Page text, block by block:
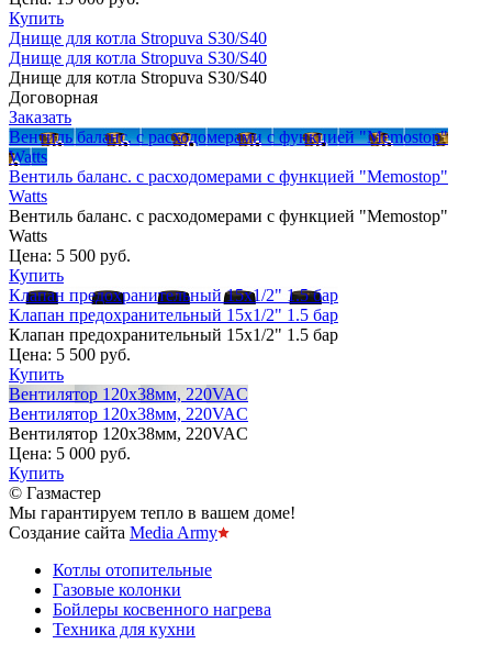
Купить
Днище для котла Stropuva S30/S40
Днище для котла Stropuva S30/S40
Днище для котла Stropuva S30/S40
Договорная
Заказать
Вентиль баланс. с расходомерами c функцией "Memostop"
Watts
Вентиль баланс. с расходомерами c функцией "Memostop"
Watts
Вентиль баланс. с расходомерами c функцией "Memostop"
Watts
Цена: 5 500 руб.
Купить
Клапан предохранительный 15х1/2" 1.5 бар
Клапан предохранительный 15х1/2" 1.5 бар
Клапан предохранительный 15х1/2" 1.5 бар
Цена: 5 500 руб.
Купить
Вентилятор 120х38мм, 220VAC
Вентилятор 120х38мм, 220VAC
Вентилятор 120х38мм, 220VAC
Цена: 5 000 руб.
Купить
© Газмастер
Мы гарантируем тепло в вашем доме!
Создание сайта Media Army
Котлы отопительные
Газовые колонки
Бойлеры косвенного нагрева
Техника для кухни